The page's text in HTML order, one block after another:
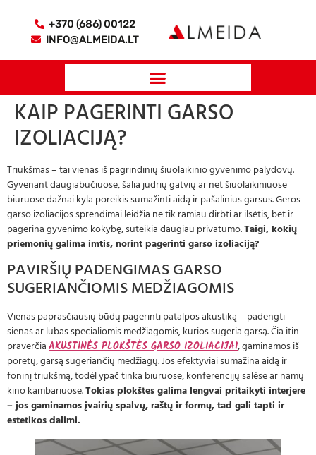
+370 (686) 00122
INFO@ALMEIDA.LT
KAIP PAGERINTI GARSO
IZOLIACIJĄ?
Triukšmas – tai vienas iš pagrindinių šiuolaikinio gyvenimo palydovų.
Gyvenant daugiabučiuose, šalia judrių gatvių ar net šiuolaikiniuose
biuruose dažnai kyla poreikis sumažinti aidą ir pašalinius garsus. Geros
garso izoliacijos sprendimai leidžia ne tik ramiau dirbti ar ilsėtis, bet ir
pagerina gyvenimo kokybę, suteikia daugiau privatumo.Taigi, kokių
priemonių galima imtis, norint pagerinti garso izoliaciją?
PAVIRŠIŲ PADENGIMAS GARSO
SUGERIANČIOMIS MEDŽIAGOMIS
Vienas paprasčiausių būdų pagerinti patalpos akustiką – padengti
sienas ar lubas specialiomis medžiagomis, kurios sugeria garsą. Čia itin
praverčiaAKUSTINĖS PLOKŠTĖS GARSO IZOLIACIJAI, gaminamos iš
porėtų, garsą sugeriančių medžiagų. Jos efektyviai sumažina aidą ir
foninį triukšmą, todėl ypač tinka biuruose, konferencijų salėse ar namų
kino kambariuose.Tokias plokštes galima lengvai pritaikyti interjere
– jos gaminamos įvairių spalvų, raštų ir formų, tad gali tapti ir
estetikos dalimi.